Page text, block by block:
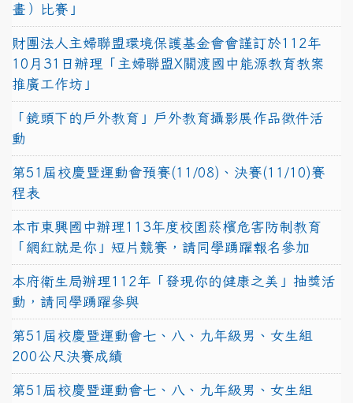
畫）比賽」
財團法人主婦聯盟環境保護基金會會謹訂於112年
10月31日辦理「主婦聯盟X關渡國中能源教育教案
推廣工作坊」
「鏡頭下的戶外教育」戶外教育攝影展作品徵件活
動
第51屆校慶暨運動會預賽(11/08)、決賽(11/10)賽
程表
本市東興國中辦理113年度校園菸檳危害防制教育
「網紅就是你」短片競賽，請同學踴躍報名參加
本府衛生局辦理112年「發現你的健康之美」抽獎活
動，請同學踴躍參與
第51屆校慶暨運動會七、八、九年級男、女生組
200公尺決賽成績
第51屆校慶暨運動會七、八、九年級男、女生組